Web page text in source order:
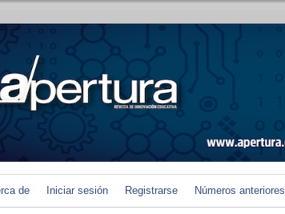
de Iniciar sesión Registrarse Números anteriores